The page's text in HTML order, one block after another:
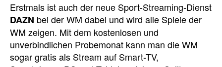
Erstmals ist auch der neue Sport-Streaming-Dienst
DAZN bei der WM dabei und wird alle Spiele der
WM zeigen. Mit dem kostenlosen und
unverbindlichen Probemonat kann man die WM
sogar gratis als Stream auf Smart-TV,